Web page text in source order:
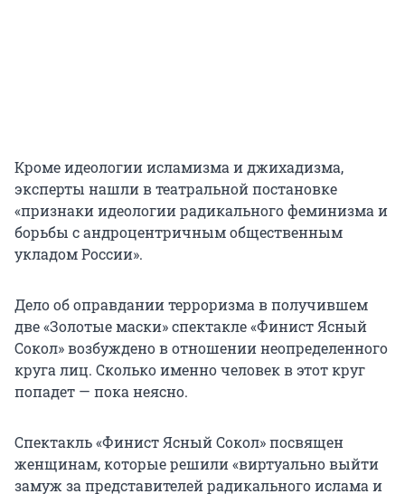
Кроме идеологии исламизма и джихадизма,
эксперты нашли в театральной постановке
«признаки идеологии радикального феминизма и
борьбы с андроцентричным общественным
укладом России».
Дело об оправдании терроризма в получившем
две «Золотые маски» спектакле «Финист Ясный
Сокол» возбуждено в отношении неопределенного
круга лиц. Сколько именно человек в этот круг
попадет — пока неясно.
Спектакль «Финист Ясный Сокол» посвящен
женщинам, которые решили «виртуально выйти
замуж за представителей радикального ислама и